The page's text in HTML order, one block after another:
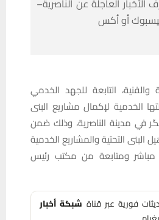
العاجلة عن الناصرية–
أو أكس
والفنية، التابعة للجهد الخدمي
الخدمية لإكمال مشاريع البنى
في مدينة الناصرية، وذلك ضمن
البنى التحتية والمشاريع الخدمية
مباشر ومتابعة من مكتب رئيس
فورية عبر قناة شبكة أخبار